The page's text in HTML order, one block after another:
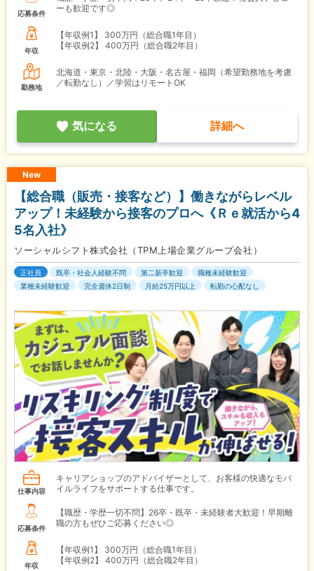
応募条件
ーも歓迎です◎
年収
【年収例1】
300万円（総合職1年目）
【年収例2】
400万円（総合職2年目）
勤務地
北海道・東京・北陸・大阪・名古屋・福岡（希望勤務地を考慮
／転勤なし）／学習はリモートOK
気になる 詳細へ
New
【総合職（販売・接客など）】働きながらレベル
アップ！未経験から接客のプロへ《Ｒｅ就活から4
5名入社》
ソーシャルシフト株式会社（TPM上場企業グループ会社）
正社員 既卒・社会人経験不問 第二新卒歓迎
職種未経験歓迎
業種未経験歓迎
完全週休2日制 月給25万円以上 転勤の心配なし
仕事内容
キャリアショップのアドバイザーとして、お客様の快適なモバ
イルライフをサポートする仕事です。
応募条件
【職歴・学歴一切不問】26卒・既卒・未経験者大歓迎！早期離
職の方もぜひご応募ください◎
年収
【年収例1】
300万円（総合職1年目）
【年収例2】
400万円（総合職2年目）